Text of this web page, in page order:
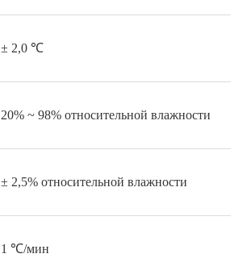
± 2,0 ℃
20% ~ 98% относительной влажности
± 2,5% относительной влажности
1 ℃/мин